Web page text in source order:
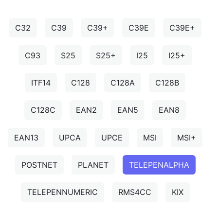
C32 C39 C39+ C39E C39E+
C93 S25 S25+ I25 I25+
ITF14 C128 C128A C128B
C128C EAN2 EAN5 EAN8
EAN13 UPCA UPCE MSI MSI+
POSTNET PLANET TELEPENALPHA
TELEPENNUMERIC RMS4CC KIX